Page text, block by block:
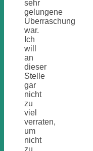
sehr
gelungene
Überraschung
war.
Ich
will
an
dieser
Stelle
gar
nicht
zu
viel
verraten,
um
nicht
zu